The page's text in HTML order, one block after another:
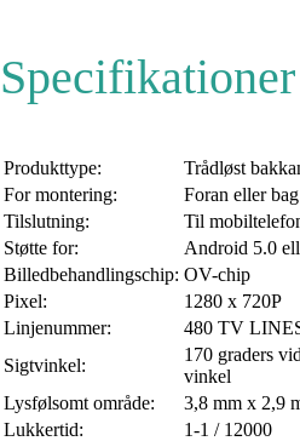
Specifikationer
Produkttype:
Trådløst
For montering:
Foran eller
Tilslutning:
Til
Støtte for:
Android 5.0
Billedbehandlingschip: OV-chip
Pixel:
1280 x 720P
Linjenummer:
480 TV
Sigtvinkel:
170 graders
vinkel
Lysfølsomt område:
3,8 mm x 2,9
Lukkertid:
1-1 / 12000